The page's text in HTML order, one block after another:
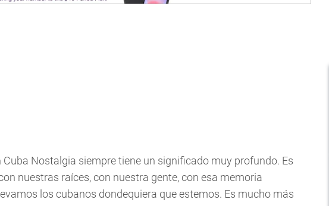
Cuba Nostalgia siempre tiene un significado muy profundo. Es
nuestras raíces, con nuestra gente, con esa memoria
los cubanos dondequiera que estemos. Es mucho más